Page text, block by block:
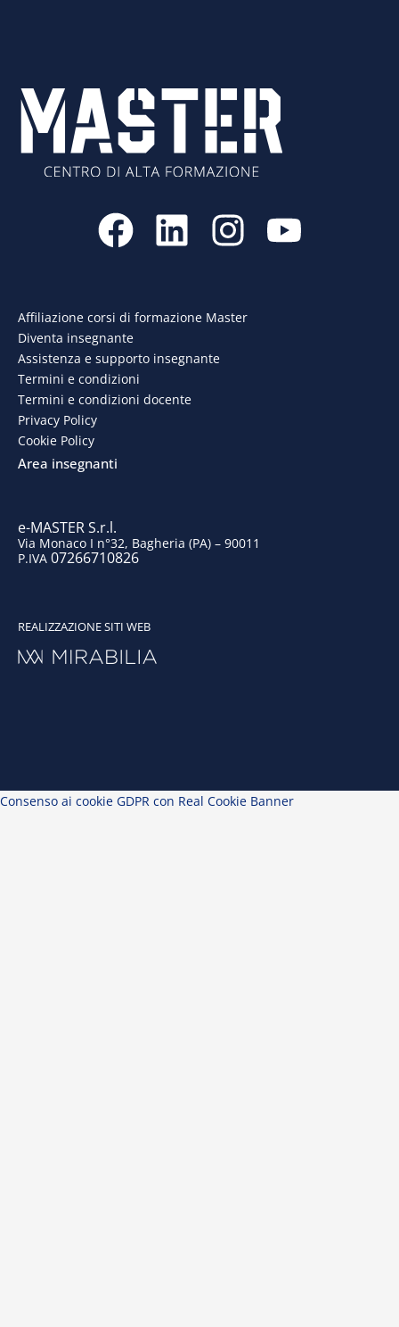
F
a
e
b
o
k
L
i
k
e
d
I
n
t
Y
o
Affiliazione corsi di formazione Master
Diventa insegnante
Assistenza e supporto insegnante
Termini e condizioni
Termini e condizioni docente
Privacy Policy
Cookie Policy
Area insegnanti
e-MASTER S.r.l.
Via Monaco I n°32, Bagheria (PA) – 90011
P.IVA 07266710826
REALIZZAZIONE SITI WEB
Consenso ai cookie GDPR con Real Cookie Banner